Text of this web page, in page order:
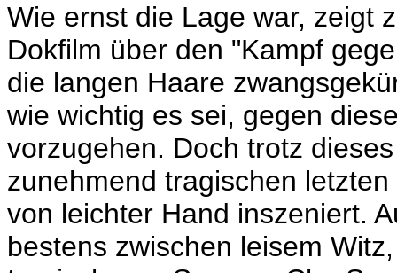
Wie ernst die Lage war, zeigt
Dokfilm über den "Kampf
die langen Haare
wie wichtig es sei, gegen
vorzugehen. Doch trotz
zunehmend tragischen
von leichter Hand inszeniert.
bestens zwischen leisem